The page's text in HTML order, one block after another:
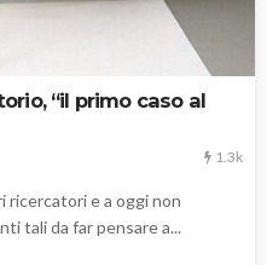
“il primo caso al
1.3k
ricercatori e a oggi non
tali da far pensare a...